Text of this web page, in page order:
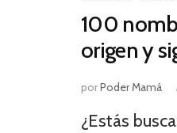
100
origen y
porPoder Mamá
¿Estás